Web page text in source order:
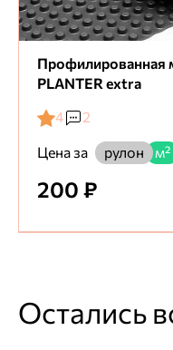
Рассчитайте
компаний СДЭК,
Доставка.
Если покупка
лицом, то
компании. Мы
Для выставления
реквизитами на
Профилированная
PLANTER extra
4
2
Цена за
рулон м²
200 ₽
Остались